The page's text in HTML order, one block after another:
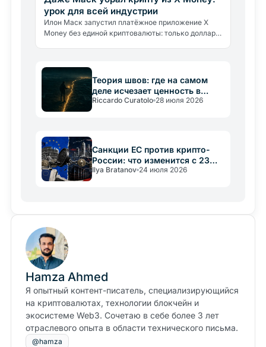
урок для всей индустрии
Илон Маск запустил платёжное приложение X
Money без единой криптовалюты: только доллары
Теория швов: где на самом
деле исчезает ценность в
крипто
Riccardo Curatolo 28 июля 2026
Санкции ЕС против крипто-
России: что изменится с 23
июля 2026
Ilya Bratanov 24 июля 2026
Hamza Ahmed
Я опытный контент-писатель, специализирующийся
на криптовалютах, технологии блокчейн и
экосистеме Web3. Сочетаю в себе более 3 лет
отраслевого опыта в области технического письма.
@hamza